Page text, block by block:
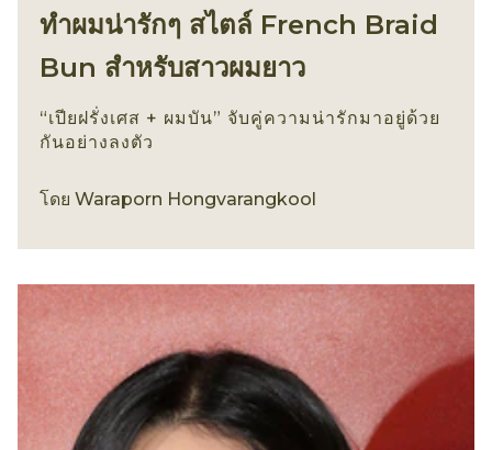
ทำผมน่ารักๆ สไตล์ French Braid
Bun สำหรับสาวผมยาว
“เปียฝรั่งเศส + ผมบัน” จับคู่ความน่ารักมาอยู่ด้วย
กันอย่างลงตัว
โดย Waraporn Hongvarangkool